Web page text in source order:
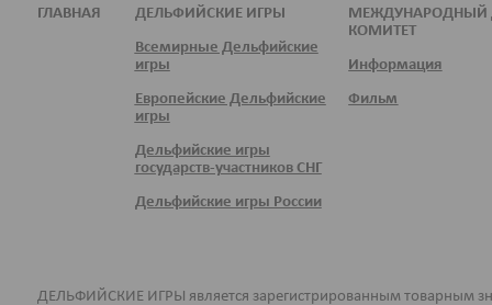
ГЛАВНАЯ ДЕЛЬФИЙСКИЕ ИГРЫ
Всемирные Дельфийские
игры
Европейские Дельфийские
игры
Дельфийские игры
государств-участников СНГ
Дельфийские игры России
МЕЖДУНАРОДНЫЙ
КОМИТЕТ
Информация
Фильм
ДЕЛЬФИЙСКИЕ ИГРЫ является зарегистрированным товарным